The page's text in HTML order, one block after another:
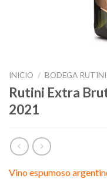
INICIO / BODEGA
Rutini Extra
2021
Vino espumoso